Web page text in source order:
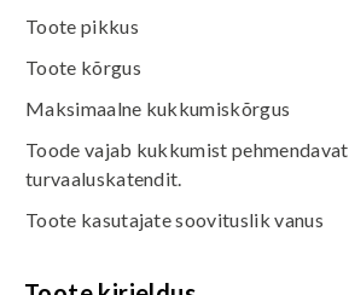
Toote pikkus
Toote kõrgus
Maksimaalne kukkumiskõrgus
Toode vajab kukkumist pehmendavat
turvaaluskatendit.
Toote kasutajate soovituslik vanus